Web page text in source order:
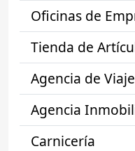
Oficinas de
Tienda de
Agencia de
Agencia
Carnicería